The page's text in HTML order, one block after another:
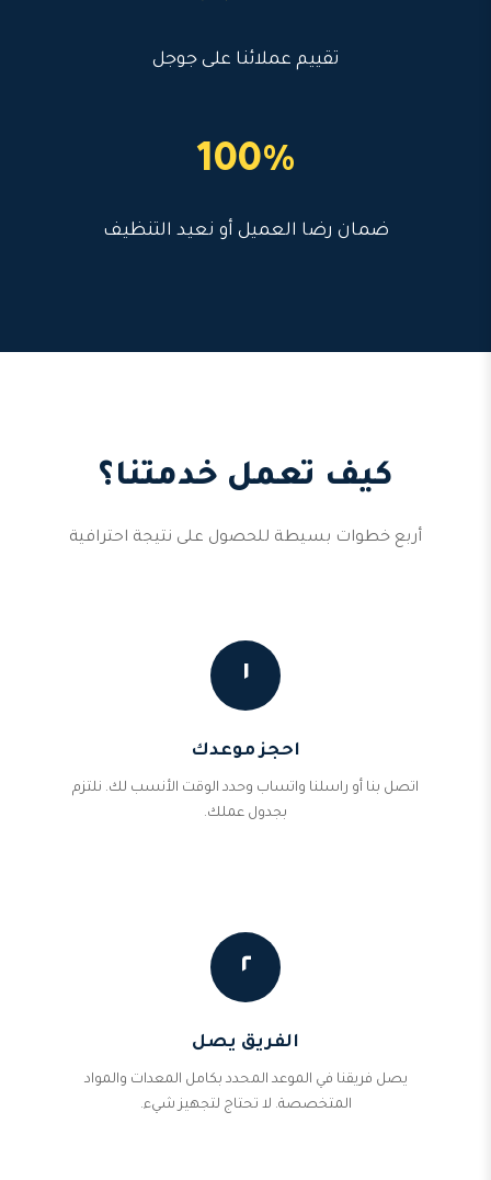
تقييم عملائنا على جوجل
100%
ضمان رضا العميل أو نعيد التنظيف
كيف تعمل خدمتنا؟
أربع خطوات بسيطة للحصول على نتيجة احترافية
١
احجز موعدك
اتصل بنا أو راسلنا واتساب وحدد الوقت الأنسب لك. نلتزم
بجدول عملك.
٢
الفريق يصل
يصل فريقنا في الموعد المحدد بكامل المعدات والمواد
المتخصصة. لا تحتاج لتجهيز شيء.